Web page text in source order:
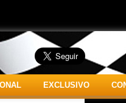
EXCLUSIVO